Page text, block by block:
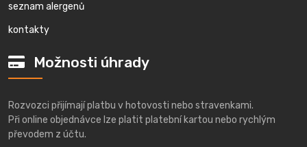
seznam alergenů
kontakty
Možnosti úhrady
Rozvozci přijímají platbu v hotovosti nebo stravenkami.
Při online objednávce lze platit platební kartou nebo rychlým
převodem z účtu.